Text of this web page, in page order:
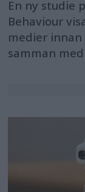
En ny studie
Behaviour
medier
samman